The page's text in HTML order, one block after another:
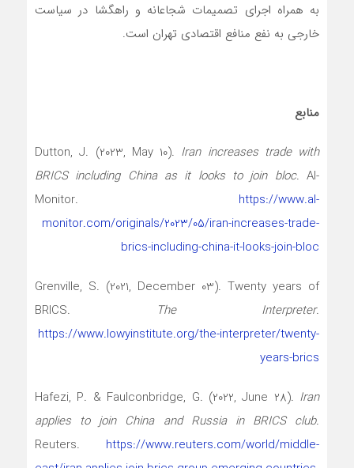
به همراه اجرای تصمیمات شجاعانه و راهگشا در سیاست
خارجی به نفع منافع اقتصادی تهران است.
منابع
Dutton, J. (2023, May 10). Iran increases trade with
BRICS including China as it looks to join bloc. Al-
Monitor. https://www.al-
monitor.com/originals/2023/05/iran-increases-trade-
brics-including-china-it-looks-join-bloc
Grenville, S. (2021, December 03). Twenty years of
BRICS.
The Interpreter.
https://www.lowyinstitute.org/the-interpreter/twenty-
years-brics
Hafezi, P. & Faulconbridge, G. (2022, June 28). Iran
applies to join China and Russia in BRICS club.
Reuters. https://www.reuters.com/world/middle-